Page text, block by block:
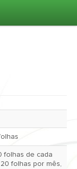
folhas de cada
folhas por mês,